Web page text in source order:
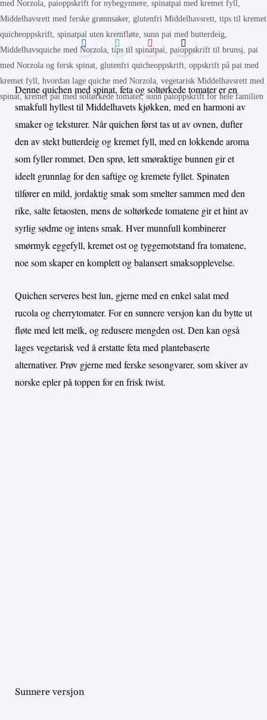
Denne quichen med spinat, feta og soltørkede tomater er en
smakfull hyllest til Middelhavets kjøkken, med en harmoni av
smaker og teksturer. Når quichen først tas ut av ovnen, dufter
den av stekt butterdeig og kremet fyll, med en lokkende aroma
som fyller rommet. Den sprø, lett smøraktige bunnen gir et
ideelt grunnlag for den saftige og kremete fyllet. Spinaten
tilfører en mild, jordaktig smak som smelter sammen med den
rike, salte fetaosten, mens de soltørkede tomatene gir et hint av
syrlig sødme og intens smak. Hver munnfull kombinerer
smørmyk eggefyll, kremet ost og tyggemotstand fra tomatene,
noe som skaper en komplett og balansert smaksopplevelse.
Quichen serveres best lun, gjerne med en enkel salat med
rucola og cherrytomater. For en sunnere versjon kan du bytte ut
fløte med lett melk, og redusere mengden ost. Den kan også
lages vegetarisk ved å erstatte feta med plantebaserte
alternativer. Prøv gjerne med ferske sesongvarer, som skiver av
norske epler på toppen for en frisk twist.
Sunnere versjon